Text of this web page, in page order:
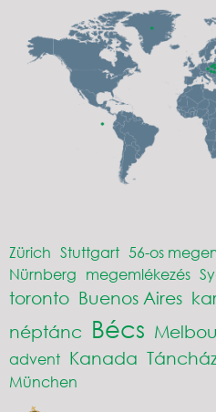
Zürich Stuttgart 56-os
Nürnberg megemlékezés
toronto Buenos Aires
néptánc Bécs
advent Kanada
München